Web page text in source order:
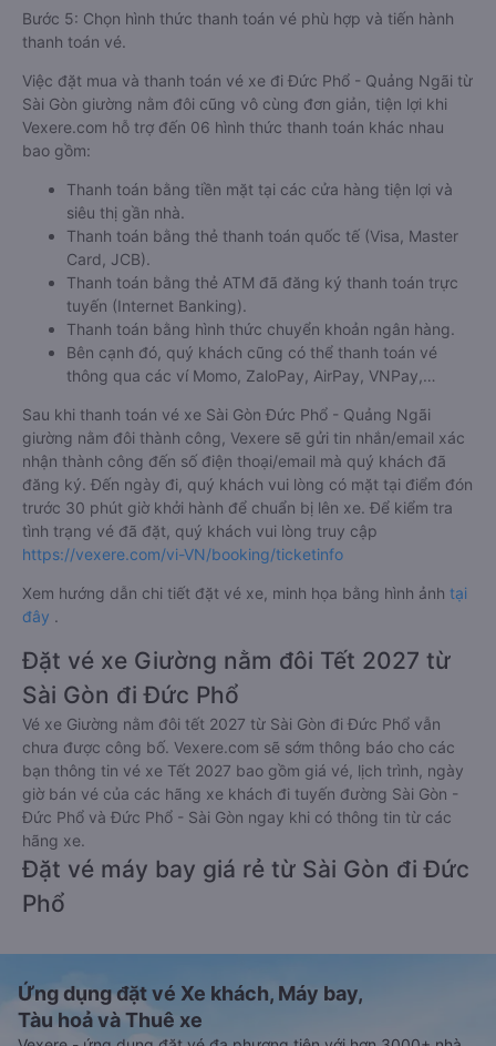
Bước 5: Chọn hình thức thanh toán vé phù hợp và tiến hành
thanh toán vé.
Việc đặt mua và thanh toán vé xe đi Đức Phổ - Quảng Ngãi từ
Sài Gòn giường nằm đôi cũng vô cùng đơn giản, tiện lợi khi
Vexere.com hỗ trợ đến 06 hình thức thanh toán khác nhau
bao gồm:
Thanh toán bằng tiền mặt tại các cửa hàng tiện lợi và
siêu thị gần nhà.
Thanh toán bằng thẻ thanh toán quốc tế (Visa, Master
Card, JCB).
Thanh toán bằng thẻ ATM đã đăng ký thanh toán trực
tuyến (Internet Banking).
Thanh toán bằng hình thức chuyển khoản ngân hàng.
Bên cạnh đó, quý khách cũng có thể thanh toán vé
thông qua các ví Momo, ZaloPay, AirPay, VNPay,…
Sau khi thanh toán vé xe Sài Gòn Đức Phổ - Quảng Ngãi
giường nằm đôi thành công, Vexere sẽ gửi tin nhắn/email xác
nhận thành công đến số điện thoại/email mà quý khách đã
đăng ký. Đến ngày đi, quý khách vui lòng có mặt tại điểm đón
trước 30 phút giờ khởi hành để chuẩn bị lên xe. Để kiểm tra
tình trạng vé đã đặt, quý khách vui lòng truy cập
https://vexere.com/vi-VN/booking/ticketinfo
Xem hướng dẫn chi tiết đặt vé xe, minh họa bằng hình ảnh tại
đây .
Đặt vé xe Giường nằm đôi Tết 2027 từ
Sài Gòn đi Đức Phổ
Vé xe Giường nằm đôi tết 2027 từ Sài Gòn đi Đức Phổ vẫn
chưa được công bố. Vexere.com sẽ sớm thông báo cho các
bạn thông tin vé xe Tết 2027 bao gồm giá vé, lịch trình, ngày
giờ bán vé của các hãng xe khách đi tuyến đường Sài Gòn -
Đức Phổ và Đức Phổ - Sài Gòn ngay khi có thông tin từ các
hãng xe.
Đặt vé máy bay giá rẻ từ Sài Gòn đi Đức
Phổ
Ứng dụng đặt vé Xe khách, Máy bay,
Tàu hoả và Thuê xe